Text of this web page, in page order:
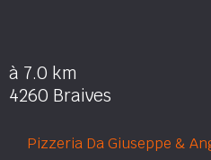
à 7.0 km
4260 Braives
Pizzeria Da Giuseppe &